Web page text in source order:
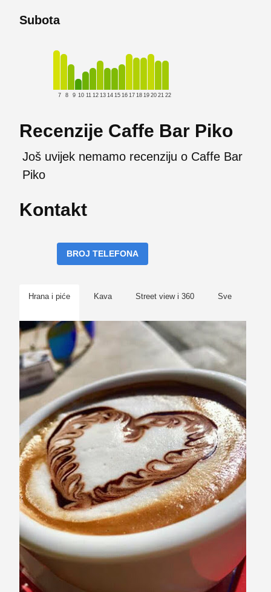
Subota
7 8 9 10 11 12 13 14 15 16 17 18 19 20 21 22
Recenzije Caffe Bar Piko
Još uvijek nemamo recenziju o Caffe Bar
Piko
Kontakt
BROJ TELEFONA
Hrana i piće Kava Street view i 360 Sve